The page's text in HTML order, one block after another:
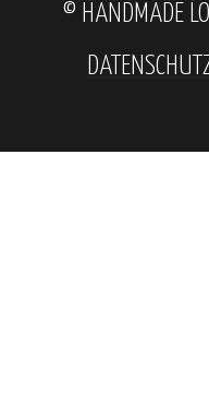
© HANDMADE